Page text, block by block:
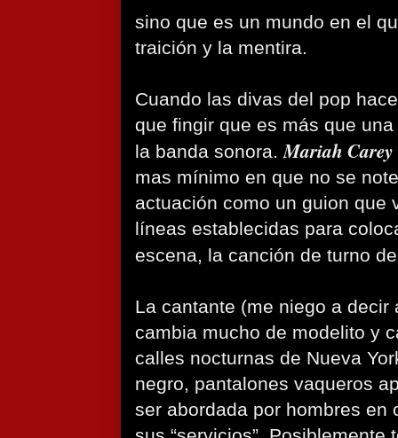
sino que es un mundo en el
traición y la mentira.
Cuando las divas del pop
que fingir que es más que
la banda sonora.Mariah Carey
mas mínimo en que no se
actuación como un guion que
líneas establecidas para
escena, la canción de turno
La cantante (me niego a
cambia mucho de modelito y
calles nocturnas de Nueva
negro, pantalones vaqueros
ser abordada por hombres en